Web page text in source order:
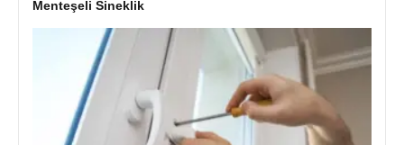
Menteşeli Sineklik